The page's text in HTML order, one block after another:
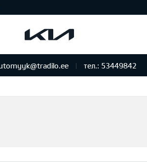
тел.: 53449842